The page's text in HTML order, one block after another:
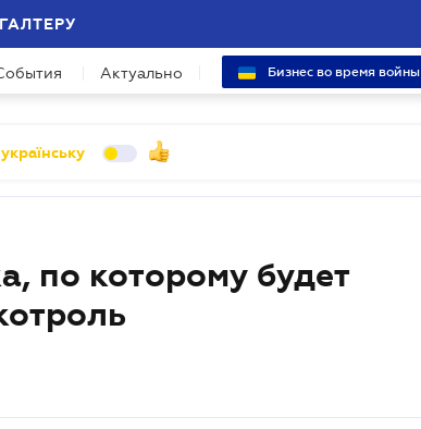
Актуально Бизнес во время войны
по которому будет